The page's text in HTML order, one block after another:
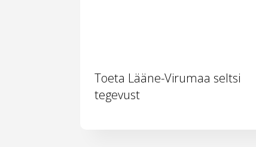
Toeta Lääne-Virumaa seltsi
tegevust